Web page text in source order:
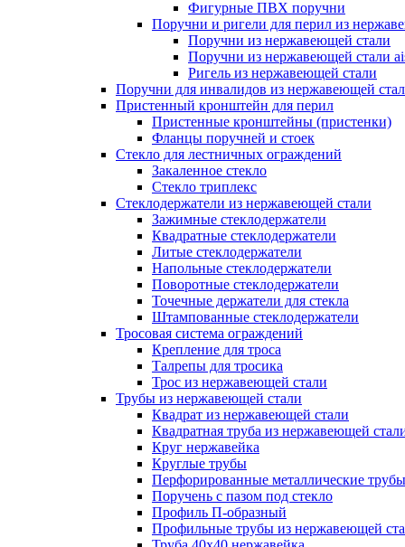
Фигурные ПВХ поручни
Поручни и ригели для перил из
Поручни из нержавеющей стали
Поручни из нержавеющей стали
Ригель из нержавеющей стали
Поручни для инвалидов из нержавеющей
Пристенный кронштейн для перил
Пристенные кронштейны (пристенки)
Фланцы поручней и стоек
Стекло для лестничных ограждений
Закаленное стекло
Стекло триплекс
Стеклодержатели из нержавеющей стали
Зажимные стеклодержатели
Квадратные стеклодержатели
Литые стеклодержатели
Напольные стеклодержатели
Поворотные стеклодержатели
Точечные держатели для стекла
Штампованные стеклодержатели
Тросовая система ограждений
Крепление для троса
Талрепы для тросика
Трос из нержавеющей стали
Трубы из нержавеющей стали
Квадрат из нержавеющей стали
Квадратная труба из нержавеющей
Круг нержавейка
Круглые трубы
Перфорированные металлические трубы
Поручень с пазом под стекло
Профиль П-образный
Профильные трубы из нержавеющей